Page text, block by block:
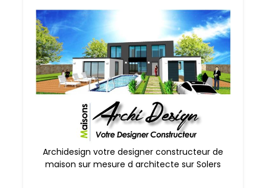
Archidesign votre designer constructeur de
maison sur mesure d architecte sur Solers